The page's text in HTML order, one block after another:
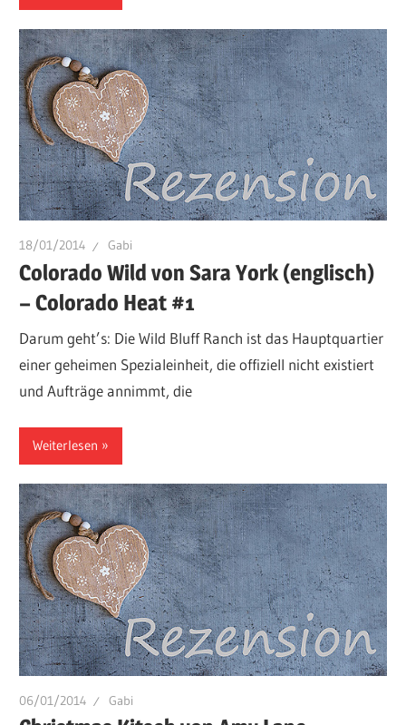
18/01/2014 Gabi
Colorado Wild von Sara York (englisch)
– Colorado Heat #1
Darum geht’s: Die Wild Bluff Ranch ist das Hauptquartier
einer geheimen Spezialeinheit, die offiziell nicht existiert
und Aufträge annimmt, die
Weiterlesen
06/01/2014 Gabi